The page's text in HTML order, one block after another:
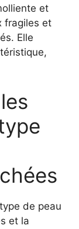
et
fragiles et
Elle
de peau
et la